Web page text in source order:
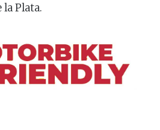
la Plata.